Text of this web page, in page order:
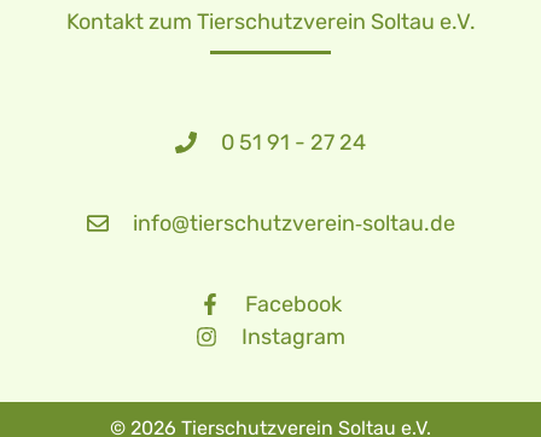
Kontakt zum Tierschutzverein Soltau e.V.
0 51 91 - 27 24
info@tierschutzverein‑soltau.de
Facebook
Instagram
© 2026 Tierschutzverein Soltau e.V.